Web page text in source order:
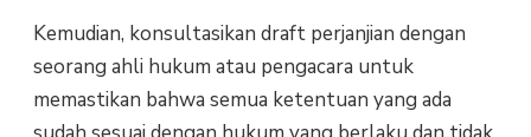
Kemudian, konsultasikan draft perjanjian dengan
seorang ahli hukum atau pengacara untuk
memastikan bahwa semua ketentuan yang ada